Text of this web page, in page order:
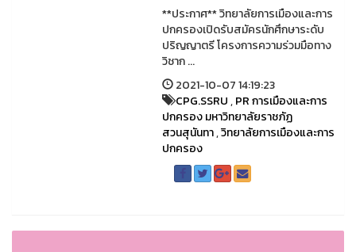
**ประกาศ** วิทยาลัยการเมืองและการ
ปกครองเปิดรับสมัครนักศึกษาระดับ
ปริญญาตรี โครงการความร่วมมือทาง
วิชาก ...
2021-10-07 14:19:23
CPG.SSRU,PR การเมืองและการ
ปกครอง มหาวิทยาลัยราชภัฏ
สวนสุนันทา,วิทยาลัยการเมืองและการ
ปกครอง